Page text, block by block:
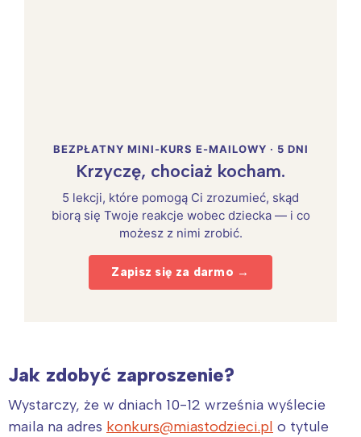
BEZPŁATNY MINI-KURS E-MAILOWY · 5 DNI
Krzyczę, chociaż kocham.
5 lekcji, które pomogą Ci zrozumieć, skąd
biorą się Twoje reakcje wobec dziecka — i co
możesz z nimi zrobić.
Zapisz się za darmo →
Jak zdobyć zaproszenie?
Wystarczy, że w dniach 10-12 września wyślecie
maila na adres konkurs@miastodzieci.pl o tytule